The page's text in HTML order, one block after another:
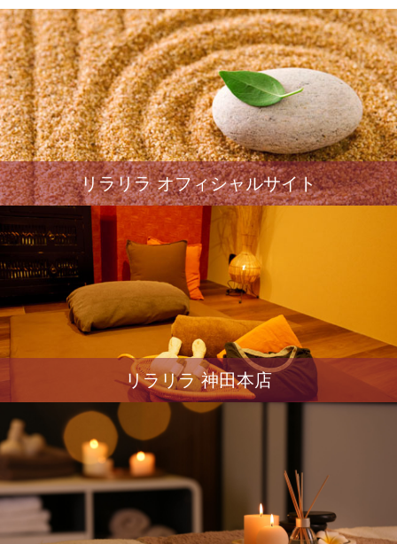
リラリラ オフィシャルサイト
リラリラ 神田本店